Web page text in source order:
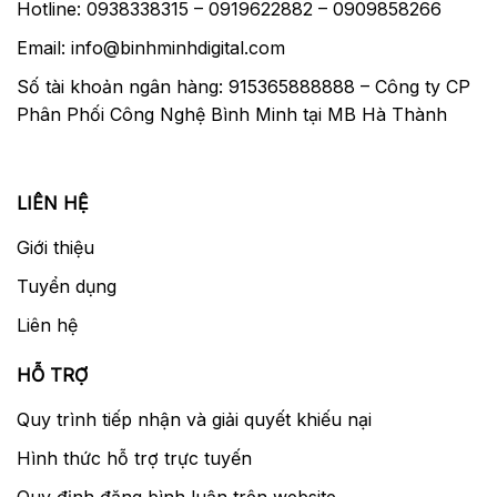
Là phiên bản cao cấp có khẩu độ f/1.8, cấu
thanh USM cho tốc độ chụp ảnh nhanh. Khả
năng lấy nét bằng tay ngay khi đang lấy nét
ảnh gia đánh giá cao.
Bảng thông số kỹ thuật:
Loại ống kính
tối đa
Độ dài tiêu cự 85 mm
Ổn định hình ảnh
Hotline: 0938338315 – 0919622882 – 0909858266
Email: info@binhminhdigital.com
Số tài khoản ngân hàng: 915365888888 – Công ty CP
Phân Phối Công Nghệ Bình Minh tại MB Hà Thành
LIÊN HỆ
Giới thiệu
Tuyển dụng
Liên hệ
HỖ TRỢ
Quy trình tiếp nhận và giải quyết khiếu nại
Hình thức hỗ trợ trực tuyến